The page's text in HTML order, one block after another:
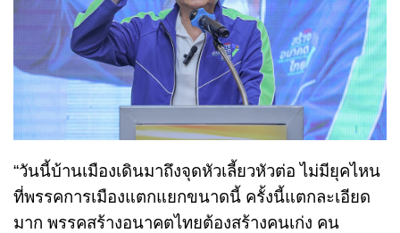
“วันนี้บ้านเมืองเดินมาถึงจุดหัวเลี้ยวหัวต่อ ไม่มียุคไหน
ที่พรรคการเมืองแตกแยกขนาดนี้ ครั้งนี้แตกละเอียด
มาก พรรคสร้างอนาคตไทยต้องสร้างคนเก่ง คน